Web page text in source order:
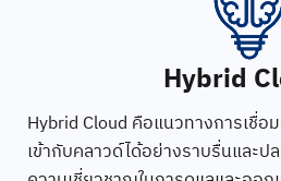
Hybrid
Hybrid Cloud คือแนวทางการเชื่อ
เข้ากับคลาวด์ได้อย่างราบรื่นและป